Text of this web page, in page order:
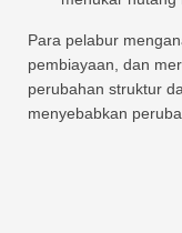
Para pelabur
pembiayaan, dan
perubahan struktur
menyebabkan